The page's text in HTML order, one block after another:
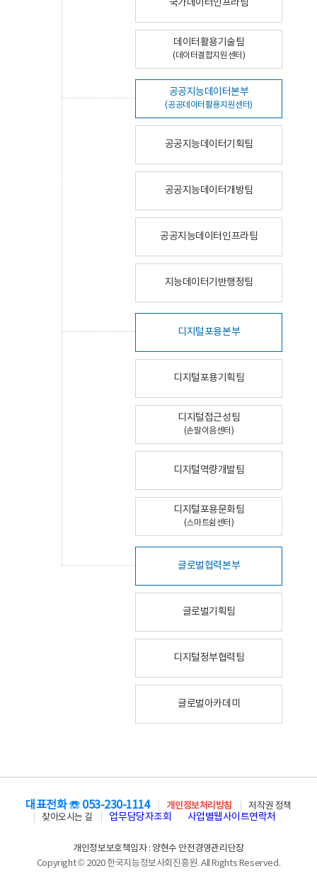
국가데이터인프라팀
데이터활용기술팀
(데이터결합지원센터)
공공지능데이터본부
(공공데이터활용지원센터)
공공지능데이터기획팀
공공지능데이터개방팀
공공지능데이터인프라팀
지능데이터기반행정팀
디지털포용본부
디지털포용기획팀
디지털접근성팀
(손말이음센터)
디지털역량개발팀
디지털포용문화팀
(스마트쉼센터)
글로벌협력본부
글로벌기획팀
디지털정부협력팀
글로벌아카데미
대표전화 ☏ 053-230-1114 개인정보처리방침
저작권 정책
찾아오시는 길
업무담당자조회 사업별웹사이트연락처
개인정보보호책임자 : 양현수 안전경영관리단장
Copyright © 2020 한국지능정보사회진흥원. All Rights Reserved.